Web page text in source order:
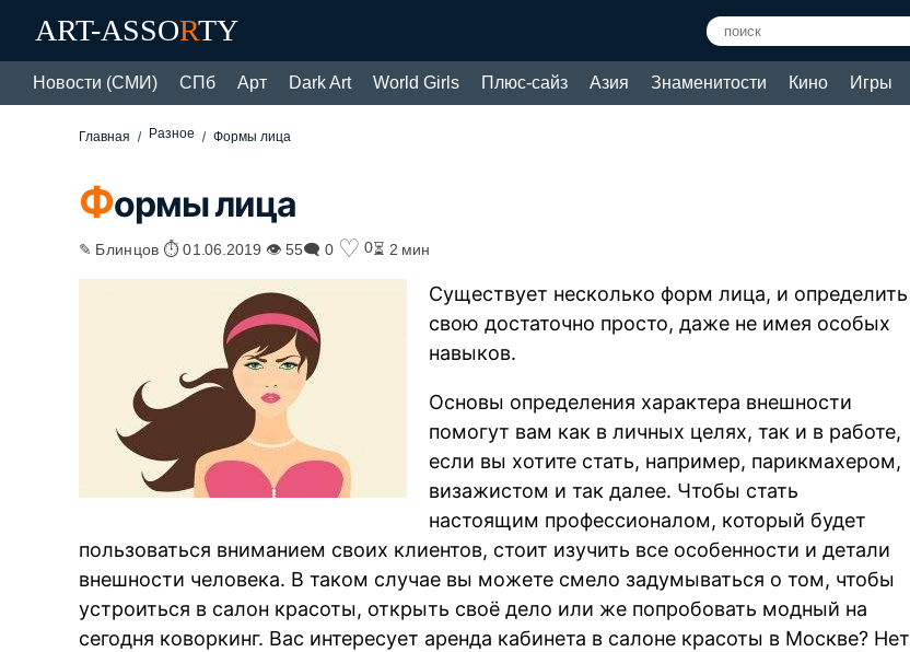
ART-ASSORTY
Новости (СМИ) СПб Арт Dark Art World Girls Плюс-сайз Азия Знаменитости Кино Игры
Главная Разное Формы лица
Формы лица
✎ Блинцов ⏱ 01.06.2019 👁 55🗨 0 ♡ 0⏳ 2 мин
Существует несколько форм лица, и определить
свою достаточно просто, даже не имея особых
навыков.
Основы определения характера внешности
помогут вам как в личных целях, так и в работе,
если вы хотите стать, например, парикмахером,
визажистом и так далее. Чтобы стать
настоящим профессионалом, который будет
пользоваться вниманием своих клиентов, стоит изучить все особенности и детали
внешности человека. В таком случае вы можете смело задумываться о том, чтобы
устроиться в салон красоты, открыть своё дело или же попробовать модный на
сегодня коворкинг. Вас интересует аренда кабинета в салоне красоты в Москве? Нет